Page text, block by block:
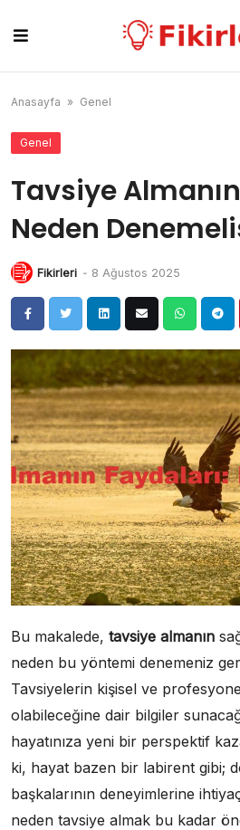
content
Anasayfa » Genel
Genel
Tavsiye
Neden
Fikirleri - 8 Ağustos 2025
Bu makalede, tavsiye almanın
neden bu yöntemi denemeniz
Tavsiyelerin kişisel ve
olabileceğine dair bilgiler
hayatınıza yeni bir perspektif
ki, hayat bazen bir labirent gibi;
başkalarının deneyimlerine
neden tavsiye almak bu kadar